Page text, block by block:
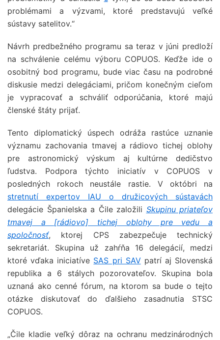
problémami a výzvami, ktoré predstavujú veľké
sústavy satelitov.“
Návrh predbežného programu sa teraz v júni predloží
na schválenie celému výboru COPUOS. Keďže ide o
osobitný bod programu, bude viac času na podrobné
diskusie medzi delegáciami, pričom konečným cieľom
je vypracovať a schváliť odporúčania, ktoré majú
členské štáty prijať.
Tento diplomatický úspech odráža rastúce uznanie
významu zachovania tmavej a rádiovo tichej oblohy
pre astronomický výskum aj kultúrne dedičstvo
ľudstva. Podpora týchto iniciatív v COPUOS v
posledných rokoch neustále rastie. V októbri na
stretnutí expertov IAU o družicových sústavách
delegácie Španielska a Čile založili Skupinu priateľov
tmavej a [rádiovo] tichej oblohy pre vedu a
spoločnosť, ktorej CPS zabezpečuje technický
sekretariát. Skupina už zahŕňa 16 delegácií, medzi
ktoré vďaka iniciatíve SAS pri SAVpatrí aj Slovenská
republika a 6 stálych pozorovateľov. Skupina bola
uznaná ako cenné fórum, na ktorom sa bude o tejto
otázke diskutovať do ďalšieho zasadnutia STSC
COPUOS.
„Čile kladie veľký dôraz na ochranu medzinárodných